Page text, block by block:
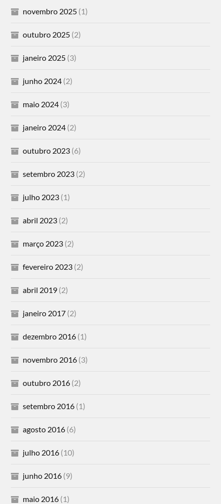
novembro 2025 (1)
outubro 2025 (2)
janeiro 2025 (3)
junho 2024 (2)
maio 2024 (3)
janeiro 2024 (2)
outubro 2023 (6)
setembro 2023 (2)
julho 2023 (1)
abril 2023 (2)
março 2023 (2)
fevereiro 2023 (2)
abril 2019 (2)
janeiro 2017 (2)
dezembro 2016 (1)
novembro 2016 (3)
outubro 2016 (2)
setembro 2016 (1)
agosto 2016 (6)
julho 2016 (10)
junho 2016 (9)
maio 2016 (1)